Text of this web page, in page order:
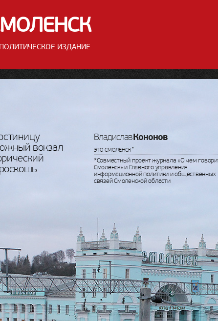
ИЗДАНИЕ
ВладиславКононов
ЭТО СМОЛЕНСК *
*Совместный проект журнала «О чем
Смоленск» и Главного управления
информационной политики и общественных
связей Смоленской области
вокзал